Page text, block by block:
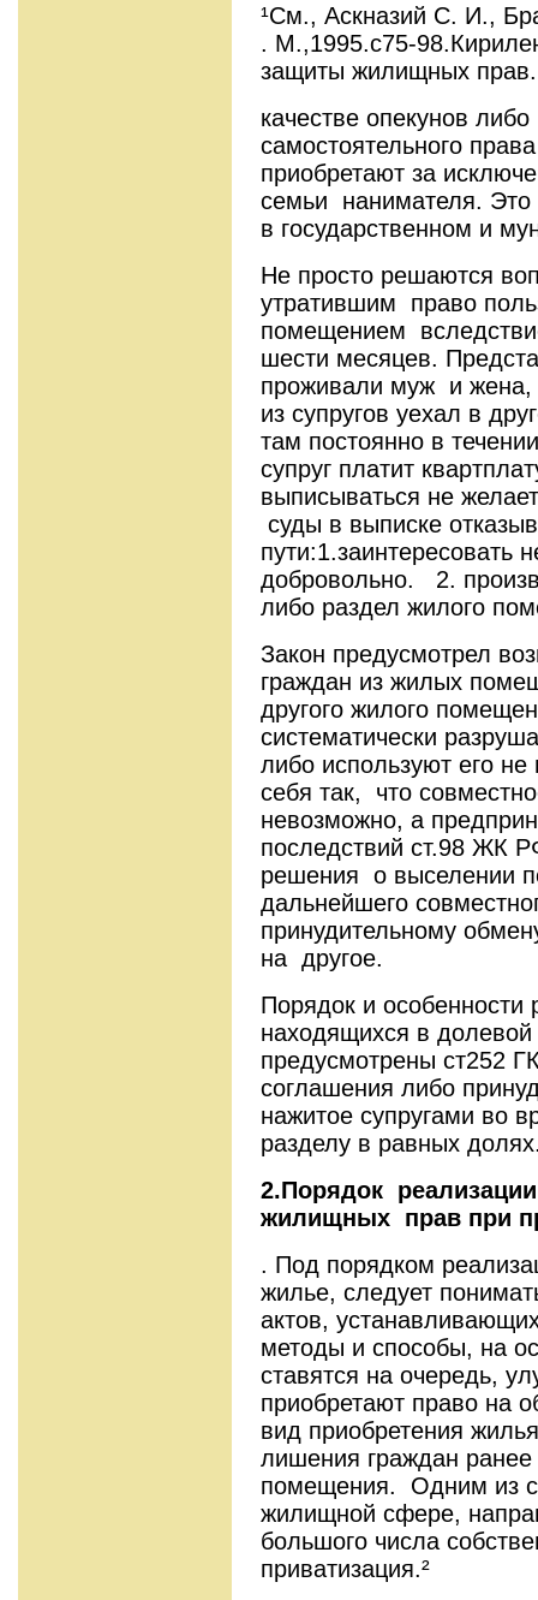
¹См., Аскназий С. И.,
. М.,1995.c75-
защиты жилищных
качестве опекунов
самостоятельного
приобретают за
семьи нанимателя. Это
в государственном и
Не просто решаются
утратившим право
помещением
шести месяцев.
проживали муж и жена,
из супругов уехал в
там постоянно в
супруг платит
выписываться не
суды в выписке
пути:1.заинтересовать
добровольно. 2.
либо раздел жилого
Закон предусмотрел
граждан из жилых
другого жилого
систематически
либо используют его
себя так, что
невозможно, а
последствий ст.98 ЖК
решения о выселении
дальнейшего
принудительному
на другое.
Порядок и
находящихся в долевой
предусмотрены ст252
соглашения либо
нажитое супругами во
разделу в равных
2.Порядок
жилищных прав при
. Под порядком
жилье, следует
актов,
методы и способы, на
ставятся на очередь,
приобретают право на
вид приобретения
лишения граждан ранее
помещения.
Одним из
жилищной сфере,
большого числа
приватизация.²